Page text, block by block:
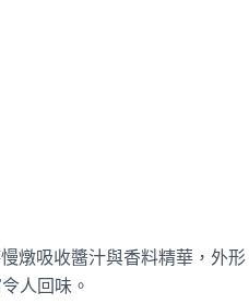
燉吸收醬汁與香料精華，外形
人回味。​